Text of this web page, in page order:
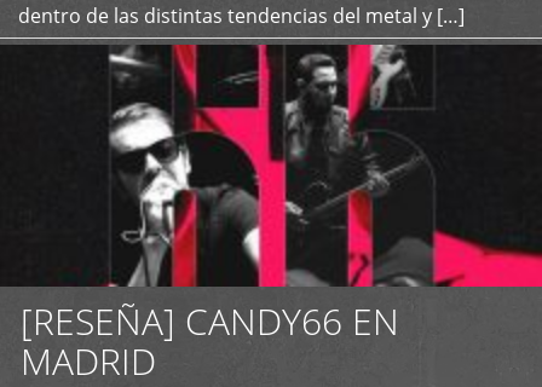
dentro de las distintas tendencias del metal y […]
[RESEÑA] CANDY66 EN
MADRID